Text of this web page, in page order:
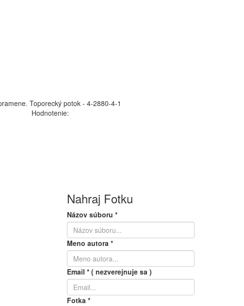
Toporecký potok - 4-2880-4-1
Hodnotenie:
Nahraj Fotku
Názov súboru*
Meno autora*
Email* ( nezverejnuje sa )
Fotka*